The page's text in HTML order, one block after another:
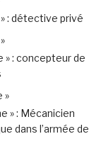
: détective privé
» : concepteur de
»
» : Mécanicien
dans l’armée de